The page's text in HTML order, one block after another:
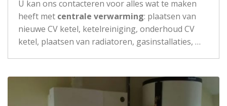
U kan ons contacteren voor alles wat te maken
heeft met centrale verwarming: plaatsen van
nieuwe CV ketel, ketelreiniging, onderhoud CV
ketel, plaatsen van radiatoren, gasinstallaties, …